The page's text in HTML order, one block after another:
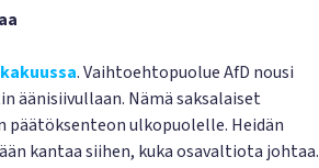
. Vaihtoehtopuolue AfD nousi
äänisiivullaan. Nämä saksalaiset
päätöksenteon ulkopuolelle. Heidän
kantaa siihen, kuka osavaltiota johtaa.